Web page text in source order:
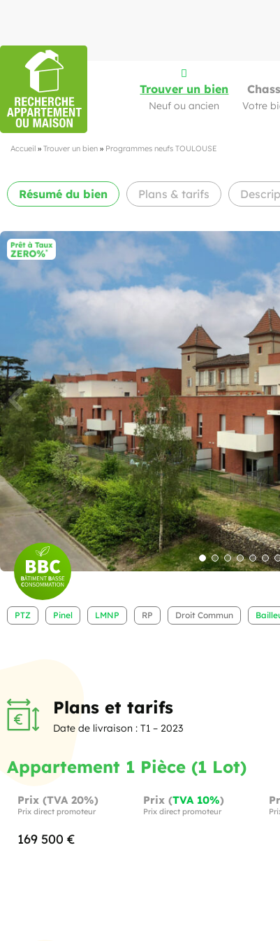
Trouver un bien
Neuf ou ancien Votre
Accueil » Trouver un bien » Programmes neufs TOULOUSE
Résumé du bien Plans & tarifs
PTZ Pinel LMNP RP Droit Commun
Plans et tarifs
Date de livraison : T1 – 2023
Appartement 1 Pièce (1 Lot)
Prix (TVA 20%)
Prix direct promoteur
Prix (TVA 10%)
Prix direct promoteur
169 500 €